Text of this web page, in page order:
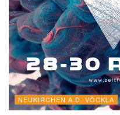
NEUKIRCHEN A.D. VÖCKLA